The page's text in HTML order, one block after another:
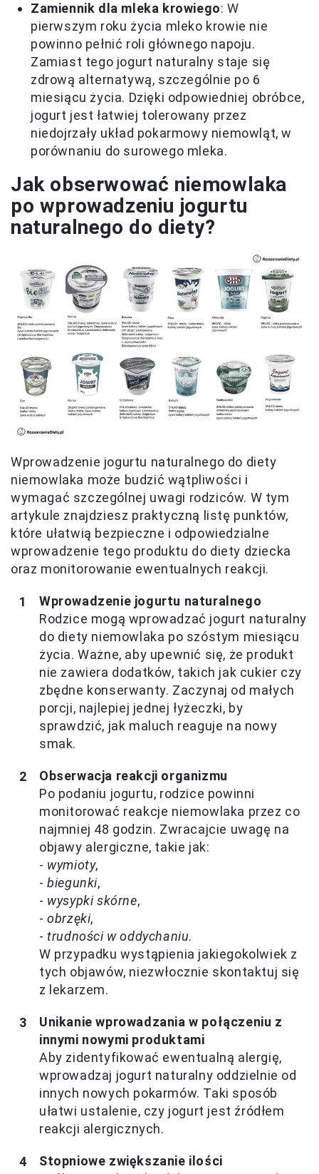
Zamiennik dla mleka krowiego: W
pierwszym roku życia mleko krowie nie
powinno pełnić roli głównego napoju.
Zamiast tego jogurt naturalny staje się
zdrową alternatywą, szczególnie po 6
miesiącu życia. Dzięki odpowiedniej obróbce,
jogurt jest łatwiej tolerowany przez
niedojrzały układ pokarmowy niemowląt, w
porównaniu do surowego mleka.
Jak obserwować niemowlaka
po wprowadzeniu jogurtu
naturalnego do diety?
Wprowadzenie jogurtu naturalnego do diety
niemowlaka może budzić wątpliwości i
wymagać szczególnej uwagi rodziców. W tym
artykule znajdziesz praktyczną listę punktów,
które ułatwią bezpieczne i odpowiedzialne
wprowadzenie tego produktu do diety dziecka
oraz monitorowanie ewentualnych reakcji.
Wprowadzenie jogurtu naturalnego
Rodzice mogą wprowadzać jogurt naturalny
do diety niemowlaka po szóstym miesiącu
życia. Ważne, aby upewnić się, że produkt
nie zawiera dodatków, takich jak cukier czy
zbędne konserwanty. Zaczynaj od małych
porcji, najlepiej jednej łyżeczki, by
sprawdzić, jak maluch reaguje na nowy
smak.
Obserwacja reakcji organizmu
Po podaniu jogurtu, rodzice powinni
monitorować reakcje niemowlaka przez co
najmniej 48 godzin. Zwracajcie uwagę na
objawy alergiczne, takie jak:
- wymioty,
-biegunki,
- wysypki skórne,
-obrzęki,
-trudności w oddychaniu.
W przypadku wystąpienia jakiegokolwiek z
tych objawów, niezwłocznie skontaktuj się
z lekarzem.
Unikanie wprowadzania w połączeniu z
innymi nowymi produktami
Aby zidentyfikować ewentualną alergię,
wprowadzaj jogurt naturalny oddzielnie od
innych nowych pokarmów. Taki sposób
ułatwi ustalenie, czy jogurt jest źródłem
reakcji alergicznych.
Stopniowe zwiększanie ilości